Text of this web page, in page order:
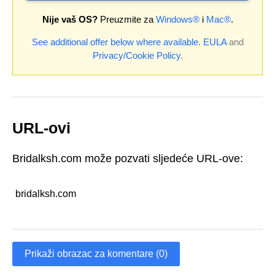
Nije vaš OS?Preuzmite zaWindows®i Mac®.
See additional offer below where available. EULAand
Privacy/Cookie Policy.
URL-ovi
Bridalksh.com može pozvati sljedeće URL-ove:
bridalksh.com
Prikaži obrazac za komentare (0)